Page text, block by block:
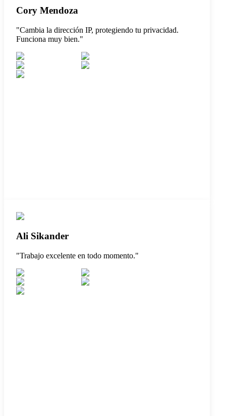
Cory Mendoza
"Cambia la dirección IP, protegiendo tu privacidad.
Funciona muy bien."
Ali Sikander
"Trabajo excelente en todo momento."